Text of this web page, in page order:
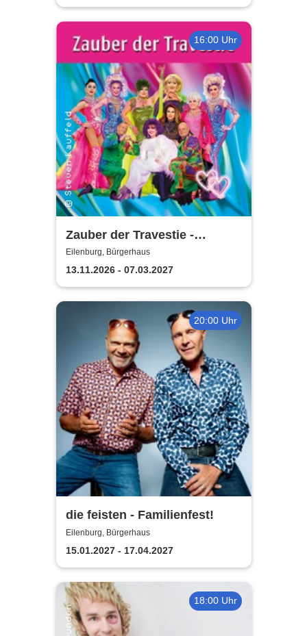
16:00 Uhr
Zauber der Travestie -
Fräulein Luise und ihr
Ensemble - das Original
Eilenburg, Bürgerhaus
13.11.2026 - 07.03.2027
20:00 Uhr
die feisten - Familienfest!
Eilenburg, Bürgerhaus
15.01.2027 - 17.04.2027
18:00 Uhr